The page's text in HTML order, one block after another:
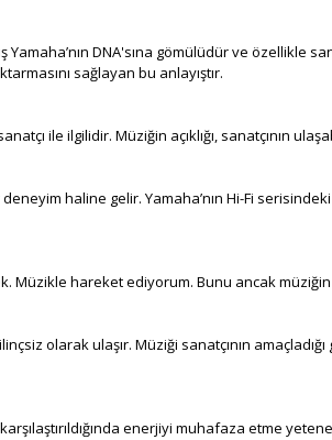
DNA'sına gömülüdür ve özellikle
sağlayan bu anlayıştır.
ile ilgilidir. Müziğin açıklığı, sanatçının
haline gelir. Yamaha’nın Hi-Fi serisindeki
Müzikle hareket ediyorum. Bunu ancak
olarak ulaşır. Müziği sanatçının amaçladığı
enerjiyi muhafaza etme